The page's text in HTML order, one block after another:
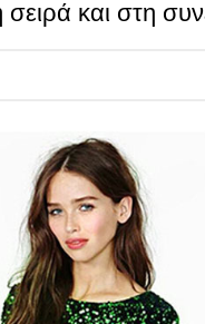
σειρά και στη